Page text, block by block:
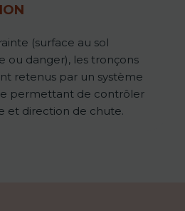
(surface au sol
ou danger), les tronçons
retenus par un système
permettant de contrôler
et direction de chute.